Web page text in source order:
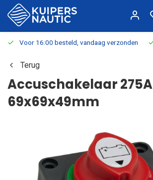
Voor 16:00 besteld, vandaag verzonden
Terug
Accuschakelaar 275A
69x69x49mm